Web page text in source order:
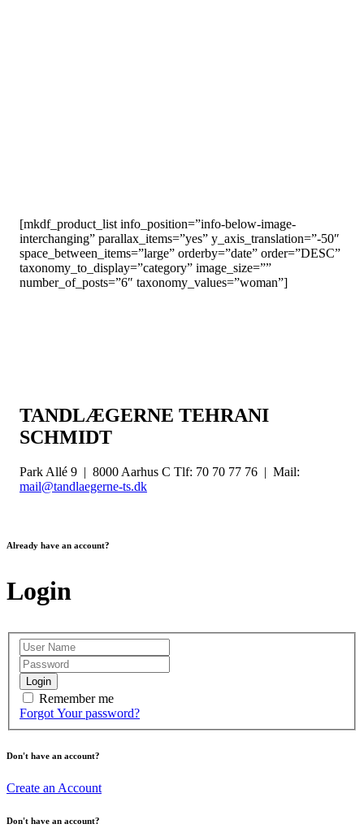
[mkdf_product_list info_position=”info-below-image-
interchanging” parallax_items=”yes” y_axis_translation=”-50″
space_between_items=”large” orderby=”date” order=”DESC”
taxonomy_to_display=”category” image_size=””
number_of_posts=”6″ taxonomy_values=”woman”]
TANDLÆGERNE TEHRANI
SCHMIDT
Park Allé 9 | 8000 Aarhus C Tlf: 70 70 77 76 | Mail:
mail@tandlaegerne-ts.dk
Already have an account?
Login
Login
Remember me
Forgot Your password?
Don't have an account?
Create an Account
Don't have an account?